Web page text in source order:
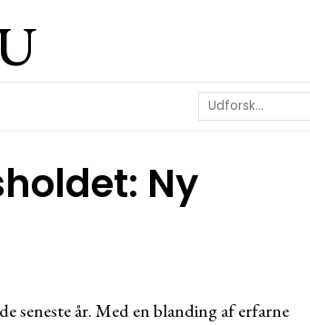
Ny
seneste år. Med en blanding af erfarne